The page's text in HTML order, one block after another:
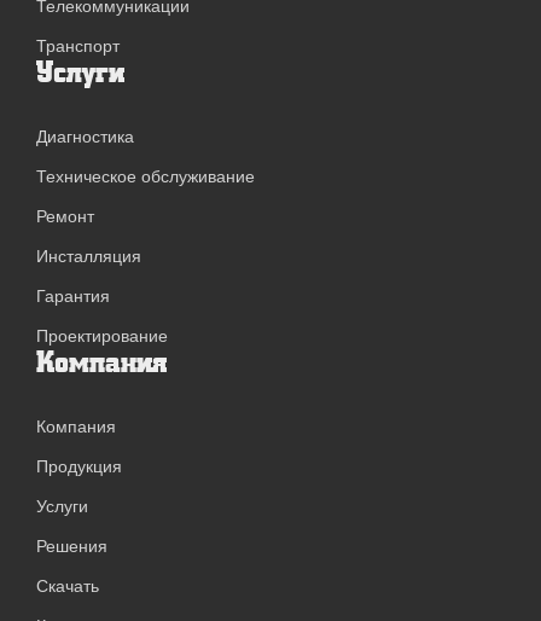
Телекоммуникации
Транспорт
Услуги
Диагностика
Техническое обслуживание
Ремонт
Инсталляция
Гарантия
Проектирование
Компания
Компания
Продукция
Услуги
Решения
Скачать